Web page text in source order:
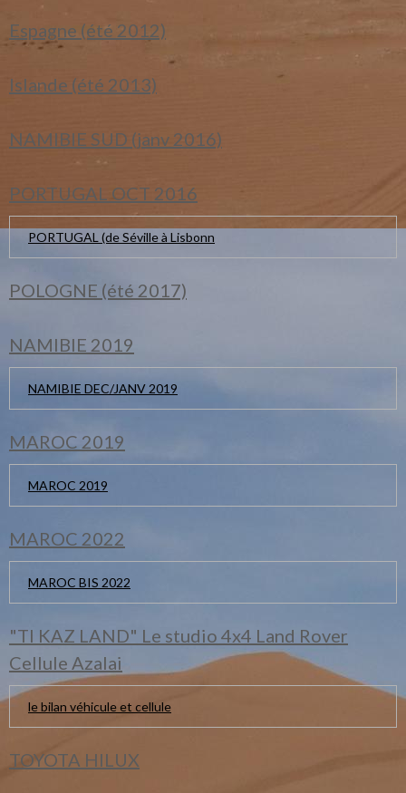
Espagne (été 2012)
Islande (été 2013)
NAMIBIE SUD (janv 2016)
PORTUGAL OCT 2016
PORTUGAL (de Séville à Lisbonn
POLOGNE (été 2017)
NAMIBIE 2019
NAMIBIE DEC/JANV 2019
MAROC 2019
MAROC 2019
MAROC 2022
MAROC BIS 2022
"TI KAZ LAND" Le studio 4x4 Land Rover
Cellule Azalai
le bilan véhicule et cellule
TOYOTA HILUX